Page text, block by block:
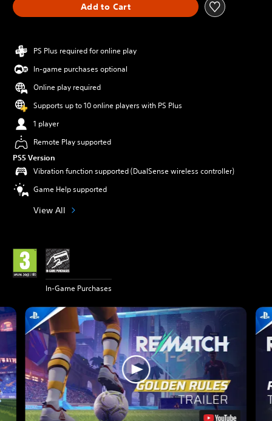
Add to Cart
PS Plus required for online play
In-game purchases optional
Online play required
Supports up to 10 online players with PS Plus
1 player
Remote Play supported
PS5 Version
Vibration function supported (DualSense wireless controller)
Game Help supported
View All
In-Game Purchases